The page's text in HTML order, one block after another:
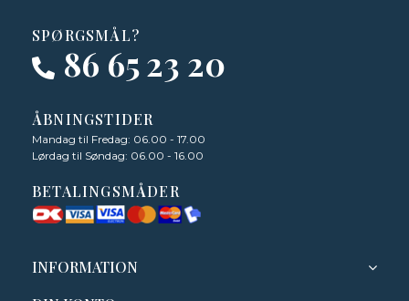
SPØRGSMÅL?
86 65 23 20
ÅBNINGSTIDER
Mandag til Fredag: 06.00 - 17.00
Lørdag til Søndag: 06.00 - 16.00
BETALINGSMÅDER
INFORMATION